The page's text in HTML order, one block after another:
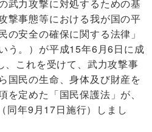
武力攻撃に対処するための基
撃事態等における我が国の平
の安全の確保に関する法律」
う。）が平成15年6月6日に成
、これを受けて、武力攻撃事
国民の生命、身体及び財産を
定めた「国民保護法」が、
同年9月17日施行）しまし